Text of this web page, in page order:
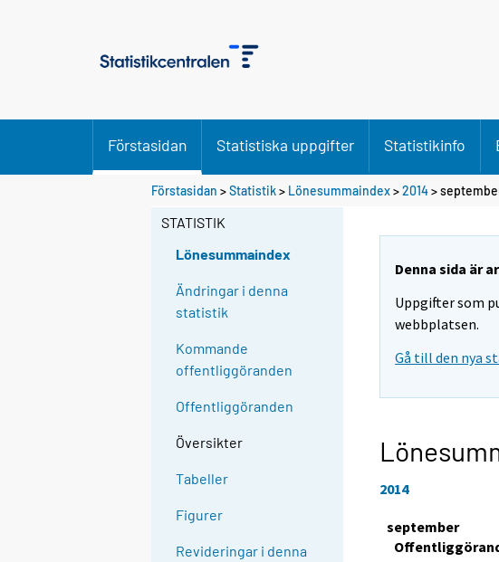
Förstasidan Statistiska uppgifter Statistikinfo
Förstasidan >Statistik> Lönesummaindex>2014>
STATISTIK
Lönesummaindex
Ändringar i denna
statistik
Kommande
offentliggöranden
Offentliggöranden
Översikter
Tabeller
Figurer
Revideringar i denna
Denna sida är
Uppgifter som
webbplatsen.
Gå till den nya
2014
september